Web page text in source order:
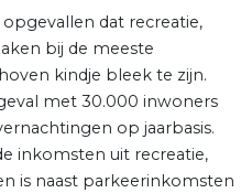
opgevallen dat recreatie,
bij de meeste
kindje bleek te zijn.
met 30.000 inwoners
op jaarbasis.
inkomsten uit recreatie,
is naast parkeerinkomsten